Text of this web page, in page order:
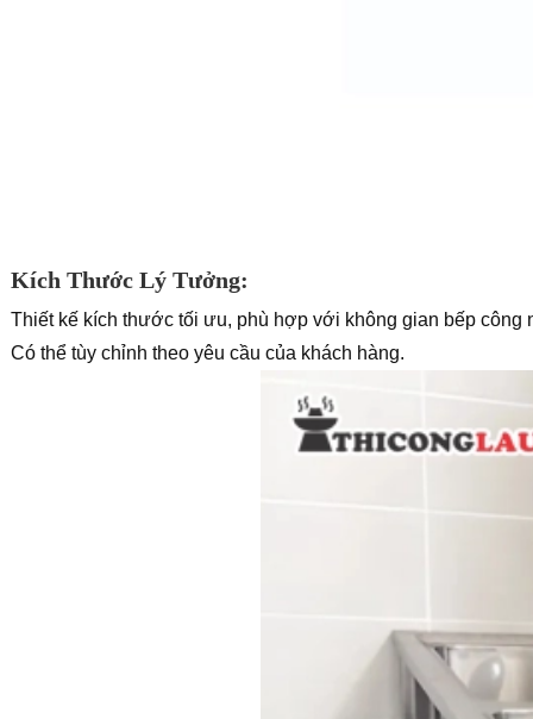
Kích Thước Lý Tưởng:
Thiết kế kích thước tối ưu, phù hợp với không gian bếp công
Có thể tùy chỉnh theo yêu cầu của khách hàng.